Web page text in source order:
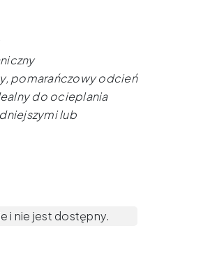
pomarańczowy odcień
do ocieplania
lub
i nie jest dostępny.